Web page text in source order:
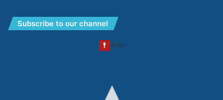
Subscribe to our channel